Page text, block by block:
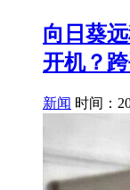
向日葵
开机？
新闻 时间：